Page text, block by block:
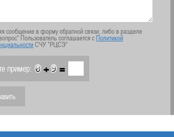
сообщение в форму обратной связи, либо в разделе
Пользователь соглашается сПолитикой
СЧУ "РЦСЭ"
пример: + =